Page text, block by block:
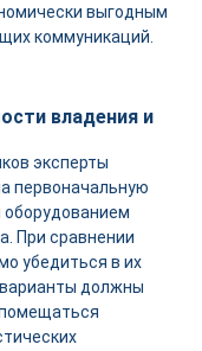
выгодным
коммуникаций.
владения и
эксперты
первоначальную
оборудованием
При сравнении
убедиться в их
должны